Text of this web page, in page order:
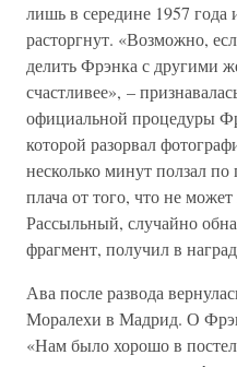
лишь в середине 1957
расторгнут. «Возможно,
делить Фрэнка с
счастливее», –
официальной процедуры
которой разорвал
несколько минут ползал
плача от того, что не
Рассыльный, случайно
фрагмент, получил в
Ава после развода
Моралехи в Мадрид. О
«Нам было хорошо в